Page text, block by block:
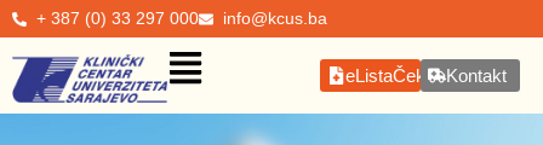
+ 387 (0) 33 297 000 info@kcus.ba
eListaČekanjaKontakt